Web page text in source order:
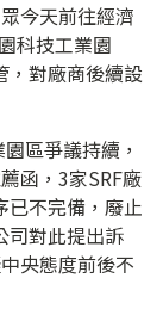
今天前往經濟
科技工業園
，對廠商後續設
區爭議持續，
函，3家SRF廠
已不完備，廢止
司對此提出訴
央態度前後不